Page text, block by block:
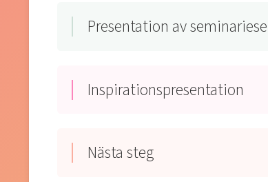
Presentation av
Inspirationspresentation
Nästa steg